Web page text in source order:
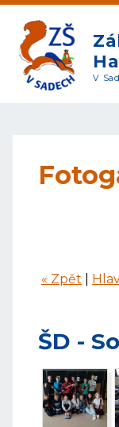
V
« Zpět
ŠD -